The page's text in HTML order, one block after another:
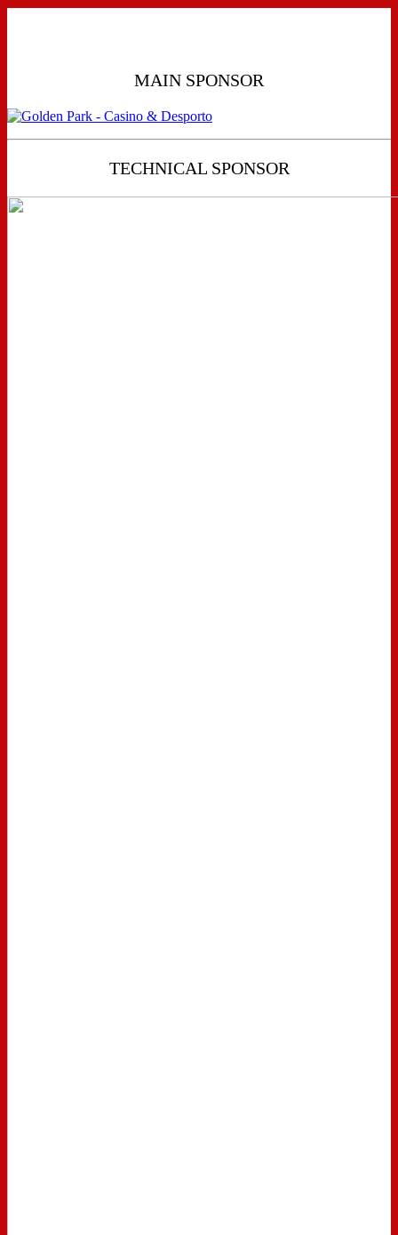
MAIN SPONSOR
TECHNICAL SPONSOR